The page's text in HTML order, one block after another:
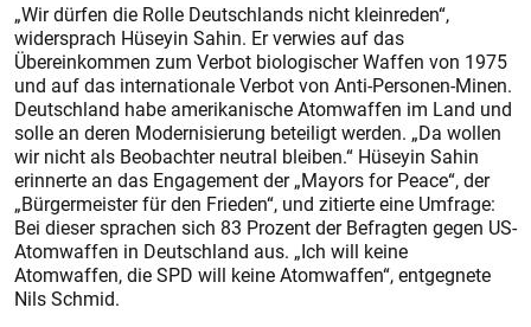
„Wir dürfen die Rolle Deutschlands nicht kleinreden“,
widersprach Hüseyin Sahin. Er verwies auf das
Übereinkommen zum Verbot biologischer Waffen von 1975
und auf das internationale Verbot von Anti-Personen-Minen.
Deutschland habe amerikanische Atomwaffen im Land und
solle an deren Modernisierung beteiligt werden. „Da wollen
wir nicht als Beobachter neutral bleiben.“ Hüseyin Sahin
erinnerte an das Engagement der „Mayors for Peace“, der
„Bürgermeister für den Frieden“, und zitierte eine Umfrage:
Bei dieser sprachen sich 83 Prozent der Befragten gegen US-
Atomwaffen in Deutschland aus. „Ich will keine
Atomwaffen, die SPD will keine Atomwaffen“, entgegnete
Nils Schmid.